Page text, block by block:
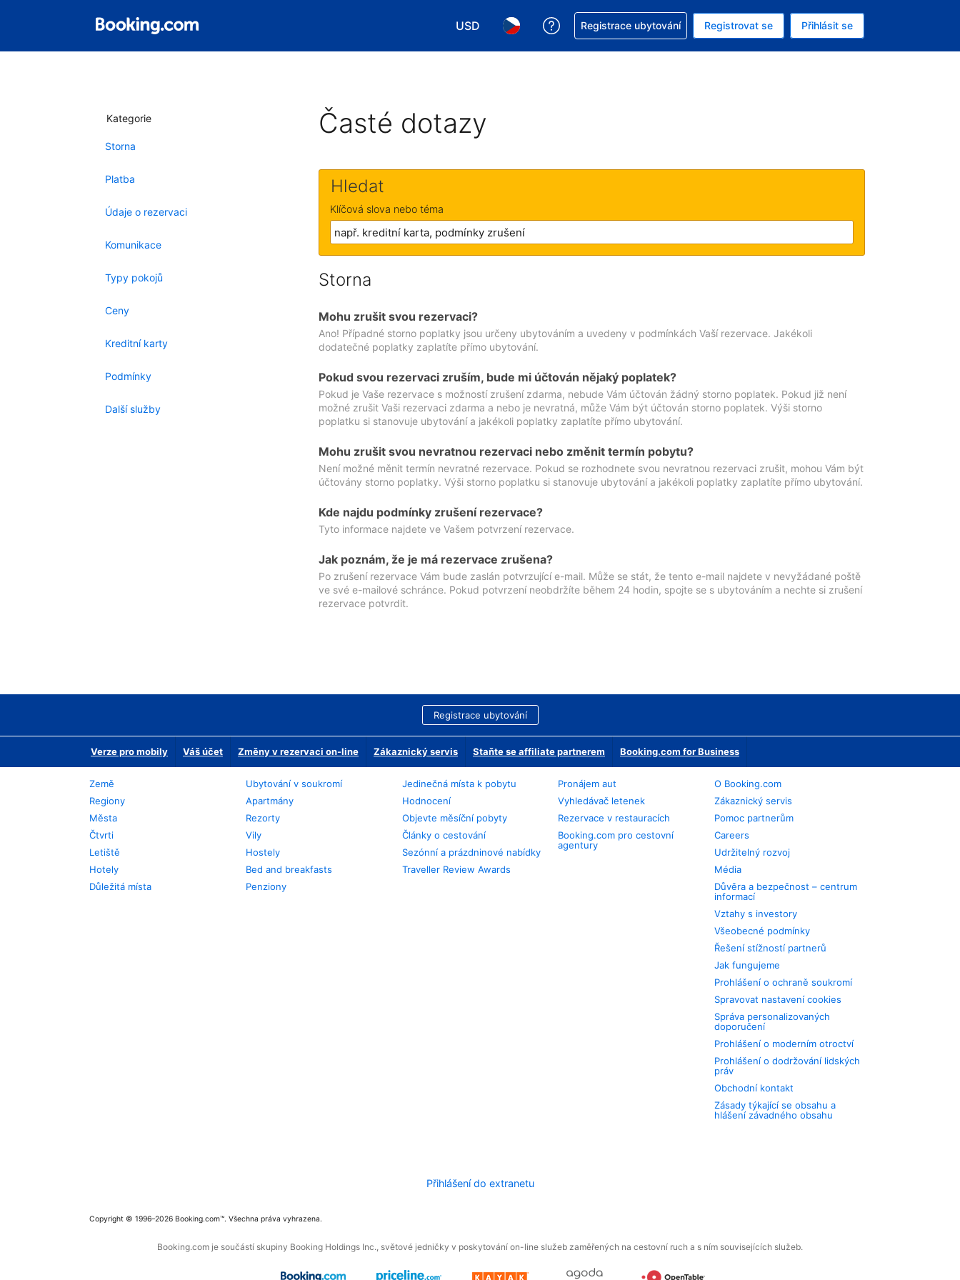
USD
Vyberte si měnu. Aktuálně zvolená měna: Americký dolar
Vyberte si jazyk. Aktuálně zvolený jazyk: V češtině
Asistence s rezervací
Registrace ubytování Registrovat se Přihlásit se
Kategorie
Storna
Platba
Údaje o rezervaci
Komunikace
Typy pokojů
Ceny
Kreditní karty
Podmínky
Další služby
Časté dotazy
Hledat
Klíčová slova nebo téma
Storna
Mohu zrušit svou rezervaci?
Ano! Případné storno poplatky jsou určeny ubytováním a uvedeny v podmínkách Vaší rezervace. Jakékoli
dodatečné poplatky zaplatíte přímo ubytování.
Pokud svou rezervaci zruším, bude mi účtován nějaký poplatek?
Pokud je Vaše rezervace s možností zrušení zdarma, nebude Vám účtován žádný storno poplatek. Pokud již není
možné zrušit Vaši rezervaci zdarma a nebo je nevratná, může Vám být účtován storno poplatek. Výši storno
poplatku si stanovuje ubytování a jakékoli poplatky zaplatíte přímo ubytování.
Mohu zrušit svou nevratnou rezervaci nebo změnit termín pobytu?
Není možné měnit termín nevratné rezervace. Pokud se rozhodnete svou nevratnou rezervaci zrušit, mohou Vám být
účtovány storno poplatky. Výši storno poplatku si stanovuje ubytování a jakékoli poplatky zaplatíte přímo ubytování.
Kde najdu podmínky zrušení rezervace?
Tyto informace najdete ve Vašem potvrzení rezervace.
Jak poznám, že je má rezervace zrušena?
Po zrušení rezervace Vám bude zaslán potvrzující e-mail. Může se stát, že tento e-mail najdete v nevyžádané poště
ve své e-mailové schránce. Pokud potvrzení neobdržíte během 24 hodin, spojte se s ubytováním a nechte si zrušení
rezervace potvrdit.
Registrace ubytování
Verze pro mobily Váš účet Změny v rezervaci on-line Zákaznický servis Staňte se affiliate partnerem Booking.com for Business
Země
Regiony
Města
Čtvrti
Letiště
Hotely
Důležitá místa
Ubytování v soukromí
Apartmány
Rezorty
Vily
Hostely
Bed and breakfasts
Penziony
Jedinečná místa k pobytu
Hodnocení
Objevte měsíční pobyty
Články o cestování
Sezónní a prázdninové nabídky
Traveller Review Awards
Pronájem aut
Vyhledávač letenek
Rezervace v restauracích
Booking.com pro cestovní
agentury
O Booking.com
Zákaznický servis
Pomoc partnerům
Careers
Udržitelný rozvoj
Média
Důvěra a bezpečnost – centrum
informací
Vztahy s investory
Všeobecné podmínky
Řešení stížností partnerů
Jak fungujeme
Prohlášení o ochraně soukromí
Spravovat nastavení cookies
Správa personalizovaných
doporučení
Prohlášení o moderním otroctví
Prohlášení o dodržování lidských
práv
Obchodní kontakt
Zásady týkající se obsahu a
hlášení závadného obsahu
Přihlášení do extranetu
Copyright © 1996–2026 Booking.com™. Všechna práva vyhrazena.
Booking.com je součástí skupiny Booking Holdings Inc., světové jedničky v poskytování on-line služeb zaměřených na cestovní ruch a s ním souvisejících služeb.